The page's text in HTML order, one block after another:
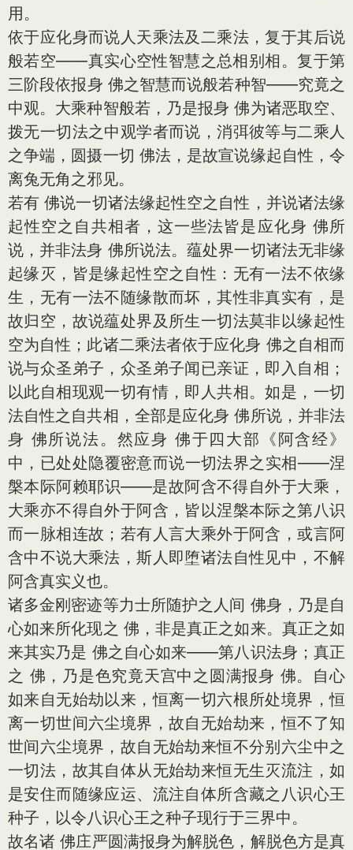
用。
依于应化身而说人天乘法及二乘法，复于其后说
般若空——真实心空性智慧之总相别相。复于第
三阶段依报身 佛之智慧而说般若种智——究竟之
中观。大乘种智般若，乃是报身 佛为诸恶取空、
拨无一切法之中观学者而说，消弭彼等与二乘人
之争端，圆摄一切 佛法，是故宣说缘起自性，令
离兔无角之邪见。
若有 佛说一切诸法缘起性空之自性，并说诸法缘
起性空之自共相者，这一些法皆是应化身 佛所
说，并非法身 佛所说法。蕴处界一切诸法无非缘
起缘灭，皆是缘起性空之自性：无有一法不依缘
生，无有一法不随缘散而坏，其性非真实有，是
故归空，故说蕴处界及所生一切法莫非以缘起性
空为自性；此诸二乘法者依于应化身 佛之自相而
说与众圣弟子，众圣弟子闻已亲证，即入自相；
以此自相现观一切有情，即人共相。如是，一切
法自性之自共相，全部是应化身 佛所说，并非法
身 佛所说法。然应身 佛于四大部《阿含经》
中，已处处隐覆密意而说一切法界之实相——涅
槃本际阿赖耶识——是故阿含不得自外于大乘，
大乘亦不得自外于阿含，皆以涅槃本际之第八识
而一脉相连故；若有人言大乘外于阿含，或言阿
含中不说大乘法，斯人即堕诸法自性见中，不解
阿含真实义也。
诸多金刚密迹等力士所随护之人间 佛身，乃是自
心如来所化现之 佛，非是真正之如来。真正之如
来其实乃是 佛之自心如来——第八识法身；真正
之 佛，乃是色究竟天宫中之圆满报身 佛。自心
如来自无始劫以来，恒离一切六根所处境界，恒
离一切世间六尘境界，故自无始劫来，恒不了知
世间六尘境界，故自无始劫来恒不分别六尘中之
一切法，故其自体从无始劫来恒无生灭流注，如
是安住而随缘应运、流注自体所含藏之八识心王
种子，以令八识心王之种子现行于三界中。
故名诸 佛庄严圆满报身为解脱色，解脱色方是真